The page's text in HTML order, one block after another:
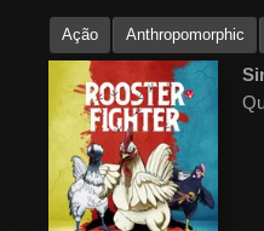
Ação Anthropomorphic